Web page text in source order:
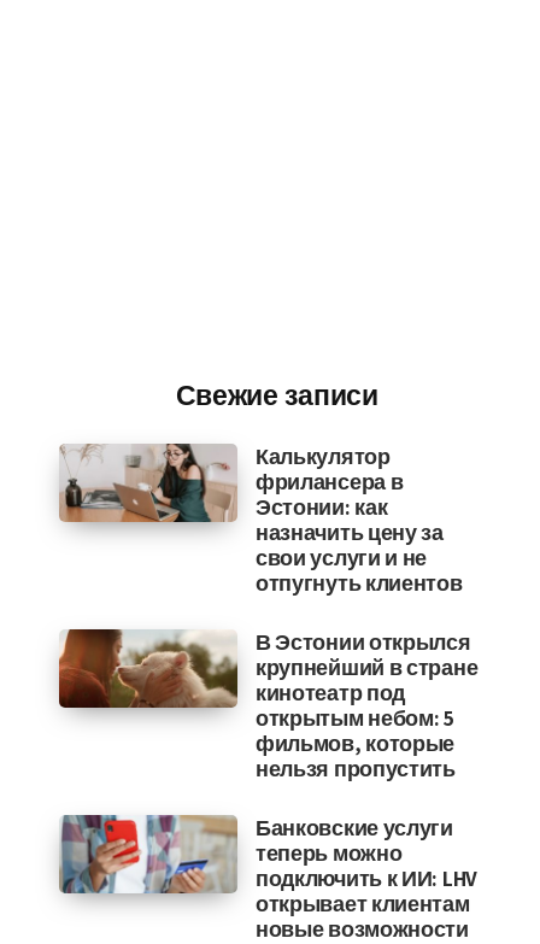
Свежие записи
Калькулятор
фрилансера в
Эстонии: как
назначить цену за
свои услуги и не
отпугнуть клиентов
В Эстонии открылся
крупнейший в стране
кинотеатр под
открытым небом: 5
фильмов, которые
нельзя пропустить
Банковские услуги
теперь можно
подключить к ИИ: LHV
открывает клиентам
новые возможности